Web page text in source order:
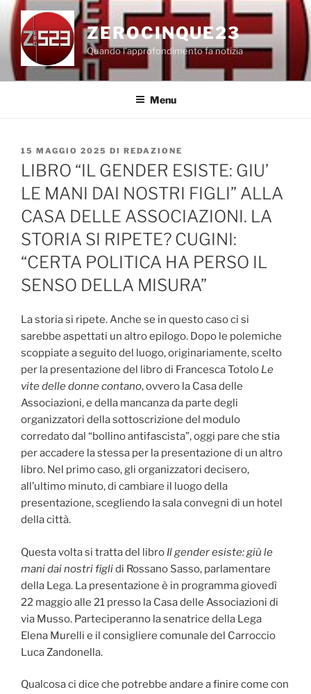
Salta
contenuto
ZEROCINQUE23
Quando l'approfondimento fa notizia
Menu
PUBBLICATO
IL
15 MAGGIO 2025 DI REDAZIONE
LIBRO “IL GENDER ESISTE: GIU’
LE MANI DAI NOSTRI FIGLI” ALLA
CASA DELLE ASSOCIAZIONI. LA
STORIA SI RIPETE? CUGINI:
“CERTA POLITICA HA PERSO IL
SENSO DELLA MISURA”
La storia si ripete. Anche se in questo caso ci si
sarebbe aspettati un altro epilogo. Dopo le polemiche
scoppiate a seguito del luogo, originariamente, scelto
per la presentazione del libro di Francesca Totolo Le
vite delle donne contano, ovvero la Casa delle
Associazioni, e della mancanza da parte degli
organizzatori della sottoscrizione del modulo
corredato dal “bollino antifascista”, oggi pare che stia
per accadere la stessa per la presentazione di un altro
libro. Nel primo caso, gli organizzatori decisero,
all’ultimo minuto, di cambiare il luogo della
presentazione, scegliendo la sala convegni di un hotel
della città.
Questa volta si tratta del libro Il gender esiste: giù le
mani dai nostri figlidi Rossano Sasso, parlamentare
della Lega. La presentazione è in programma giovedì
22 maggio alle 21 presso la Casa delle Associazioni di
via Musso. Parteciperanno la senatrice della Lega
Elena Murelli e il consigliere comunale del Carroccio
Luca Zandonella.
Qualcosa ci dice che potrebbe andare a finire come con